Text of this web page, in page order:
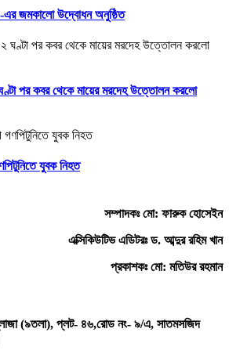
এর জমকালো উদ্বোধন অনুষ্ঠিত
ঘণ্টা পর কবর থেকে মায়ের মরদেহ উত্তোলন করলো
যুবক নিহত
সম্পাদকঃ মো: ফারুক হোসেইন
এক্সিকিউটিভ এডিটরঃ ড. আব্দুর রহিম খান
প্রকাশকঃ মো: মতিউর রহমান
(৯তলা), প্লট- ৪৬,রোড নং- ৯/এ, সাতমসজিদ